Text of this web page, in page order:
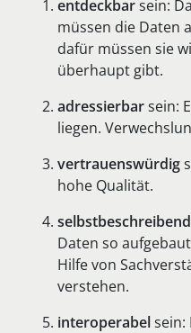
entdeckbarsein:
müssen die Daten
dafür müssen sie
überhaupt gibt.
adressierbarsein:
liegen.
vertrauenswürdig
hohe Qualität.
selbstbeschreibend
Daten so
Hilfe von
verstehen.
interoperabelsein: